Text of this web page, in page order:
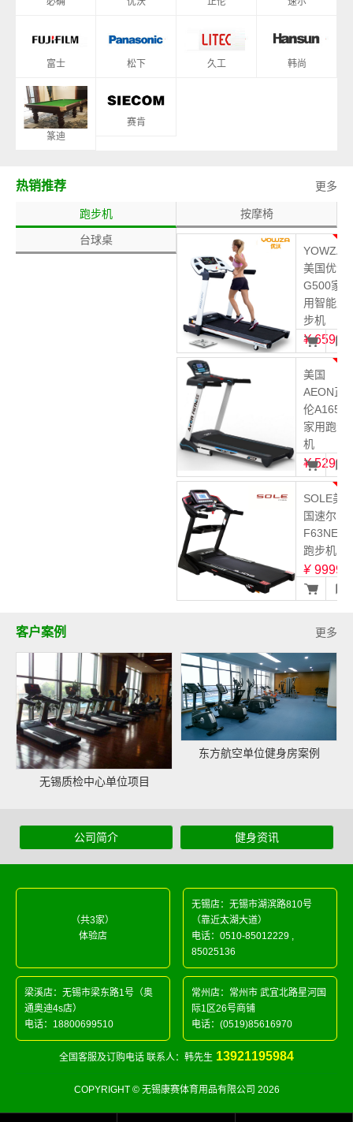
富士 松下 久工 韩尚
篆迪
赛肯
更多
热销推荐
跑步机 按摩椅
台球桌
YOWZA
美国优沃
G500家
用智能跑
步机
¥ 6599
美国
AEON正
伦A165
家用跑步
机
¥ 5299
SOLE美
国速尔
F63NEW
跑步机
¥ 9999
更多
客户案例
无锡质检中心单位项目
东方航空单位健身房案例
公司简介 健身资讯
（共3家）
体验店
无锡店：无锡市湖滨路810号
（靠近太湖大道）
电话：0510-85012229 ,
85025136
梁溪店：无锡市梁东路1号（奥
通奥迪4s店）
电话： 18800699510
常州店：常州市 武宜北路星河国
际1区26号商铺
电话：(0519)85616970
全国客服及订购电话 联系人：韩先生 13921195984
COPYRIGHT © 无锡康赛体育用品有限公司 2026